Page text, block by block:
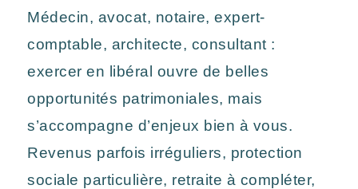
Médecin, avocat, notaire, expert-
comptable, architecte, consultant :
exercer en libéral ouvre de belles
opportunités patrimoniales, mais
s’accompagne d’enjeux bien à vous.
Revenus parfois irréguliers, protection
sociale particulière, retraite à compléter,